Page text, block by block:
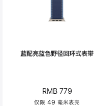
蓝配亮蓝色野径回环式表带
RMB 779
仅限 49 毫米表壳